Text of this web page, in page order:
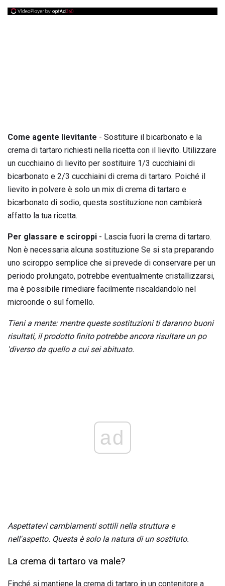
Come agente lievitante - Sostituire il bicarbonato e la
crema di tartaro richiesti nella ricetta con il lievito. Utilizzare
un cucchiaino di lievito per sostituire 1/3 cucchiaini di
bicarbonato e 2/3 cucchiaini di crema di tartaro. Poiché il
lievito in polvere è solo un mix di crema di tartaro e
bicarbonato di sodio, questa sostituzione non cambierà
affatto la tua ricetta.
Per glassare e sciroppi - Lascia fuori la crema di tartaro.
Non è necessaria alcuna sostituzione Se si sta preparando
uno sciroppo semplice che si prevede di conservare per un
periodo prolungato, potrebbe eventualmente cristallizzarsi,
ma è possibile rimediare facilmente riscaldandolo nel
microonde o sul fornello.
Tieni a mente: mentre queste sostituzioni ti daranno buoni
risultati, il prodotto finito potrebbe ancora risultare un po
'diverso da quello a cui sei abituato.
ad
Aspettatevi cambiamenti sottili nella struttura e
nell'aspetto. Questa è solo la natura di un sostituto.
La crema di tartaro va male?
Finché si mantiene la crema di tartaro in un contenitore a